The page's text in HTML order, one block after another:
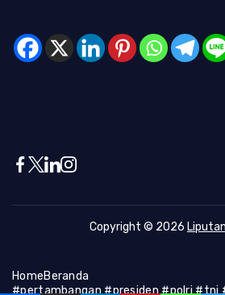
Copyright © 2026
HomeBeranda
#pertambangan #presiden #polri #tni